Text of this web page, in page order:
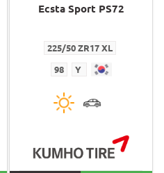
Ecsta Sport PS72
225/50 ZR17 XL
98 Y